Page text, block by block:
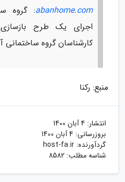
abanhome.com: گروه
اجرای یک طرح
کارشناسان گروه ساختمانی
منبع: رکنا
انتشار: 4 آبان 1400
بروزرسانی: 4 آبان 1400
گردآورنده: host-fa.ir
شناسه مطلب: 8582